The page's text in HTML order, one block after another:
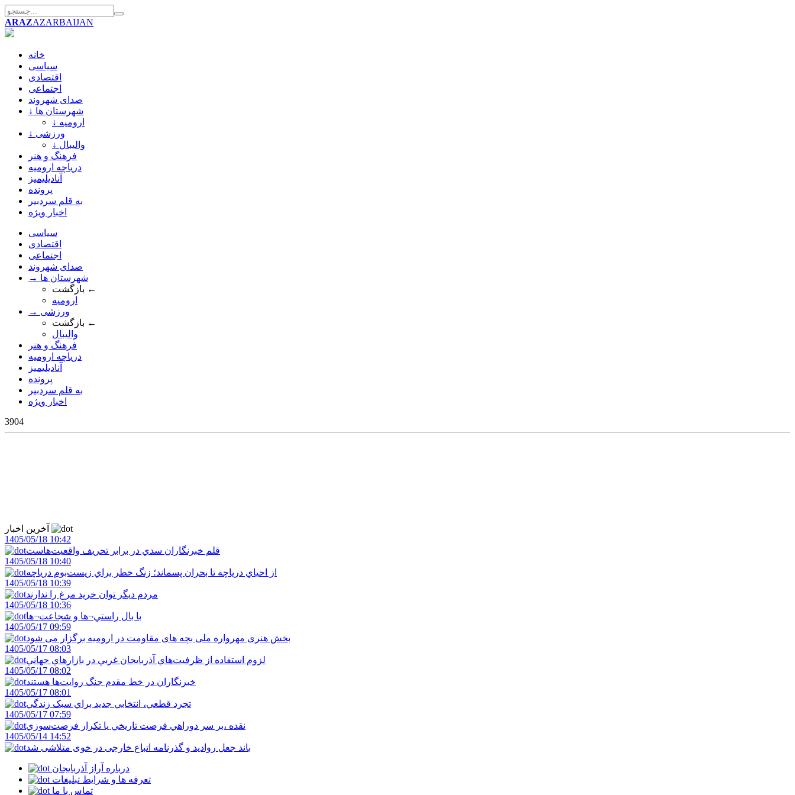
ARAZAZARBAIJAN
خانه
سیاسی
اقتصادی
اجتماعی
صدای شهروند
↓ شهرستان ها
↓ ارومیه
↓ ورزشی
↓ والیبال
فرهنگ و هنر
دریاچه ارومیه
آنادیلیمیز
پرونده
به قلم سردبیر
اخبار ویژه
سیاسی
اقتصادی
اجتماعی
صدای شهروند
→ شهرستان ها
بازگشت ←
ارومیه
→ ورزشی
بازگشت ←
والیبال
فرهنگ و هنر
دریاچه ارومیه
آنادیلیمیز
پرونده
به قلم سردبیر
اخبار ویژه
3904
1405/05/18 10:42
قلم خبرنگاران سدي در برابر تحريف واقعيت‌هاست
1405/05/18 10:40
از احياي درياچه تا بحران پسماند؛ زنگ خطر براي زيست‌بوم درياچه
1405/05/18 10:39
مردم ديگر توان خريد مرغ را ندارند
1405/05/18 10:36
با بال راستي¬ها و شجاعت¬ها
1405/05/17 09:59
بخش هنری مهرواره ملی بچه های مقاومت در ارومیه برگزار می شود
1405/05/17 08:03
لزوم استفاده از ظرفيت‌هاي آذربايجان غربي در بازارهاي جهاني
1405/05/17 08:02
خبرنگاران در خط مقدم جنگ روايت‌ها هستند
1405/05/17 08:01
تجرد قطعي، انتخابي جديد براي سبک زندگي
1405/05/17 07:59
نقده ،بر سر دوراهي فرصت تاريخي يا تکرار فرصت‌سوزي
1405/05/14 14:52
باند جعل روادید و گذرنامه اتباع خارجی در خوی متلاشی شد
درباره آراز آذربایجان
تعرفه ها و شرایط تبلیغات
تماس با ما